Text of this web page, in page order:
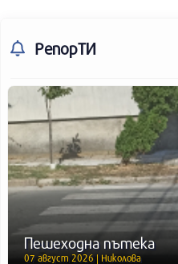
РепорТИ
Пешеходна пътека
07 август 2026 | Николова